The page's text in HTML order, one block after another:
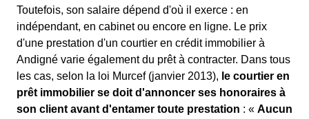
Toutefois, son salaire dépend d'où il exerce : en
indépendant, en cabinet ou encore en ligne. Le prix
d'une prestation d'un courtier en crédit immobilier à
Andigné varie également du prêt à contracter. Dans tous
les cas, selon la loi Murcef (janvier 2013), le courtier en
prêt immobilier se doit d'annoncer ses honoraires à
son client avant d'entamer toute prestation : « Aucun